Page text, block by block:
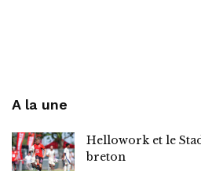
A la une
Hellowork et le
breton